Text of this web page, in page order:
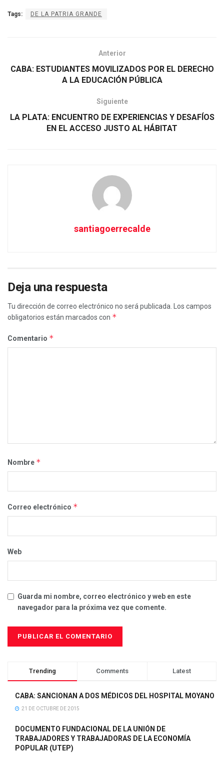
Tags: DE LA PATRIA GRANDE
Anterior
CABA: ESTUDIANTES MOVILIZADOS POR EL DERECHO
A LA EDUCACIÓN PÚBLICA
Siguiente
LA PLATA: ENCUENTRO DE EXPERIENCIAS Y DESAFÍOS
EN EL ACCESO JUSTO AL HÁBITAT
santiagoerrecalde
Deja una respuesta
Tu dirección de correo electrónico no será publicada.
Los campos
obligatorios están marcados con *
Comentario *
Nombre *
Correo electrónico *
Web
Guarda mi nombre, correo electrónico y web en este
navegador para la próxima vez que comente.
Trending Comments Latest
CABA: SANCIONAN A DOS MÉDICOS DEL HOSPITAL MOYANO
21 DE OCTUBRE DE 2015
DOCUMENTO FUNDACIONAL DE LA UNIÓN DE
TRABAJADORES Y TRABAJADORAS DE LA ECONOMÍA
POPULAR (UTEP)